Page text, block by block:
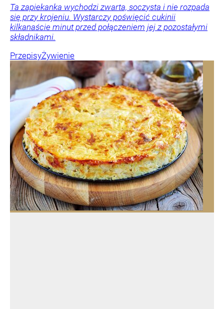
Ta zapiekanka wychodzi zwarta, soczysta i nie rozpada
się przy krojeniu. Wystarczy poświęcić cukinii
kilkanaście minut przed połączeniem jej z pozostałymi
składnikami.
PrzepisyŻywienie